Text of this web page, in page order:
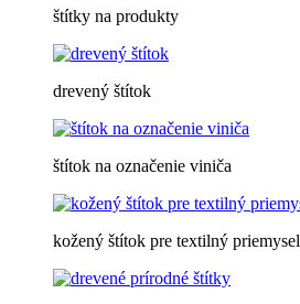
štítky na produkty
drevený štítok
štítok na označenie viniča
kožený štítok pre textilný priemysel